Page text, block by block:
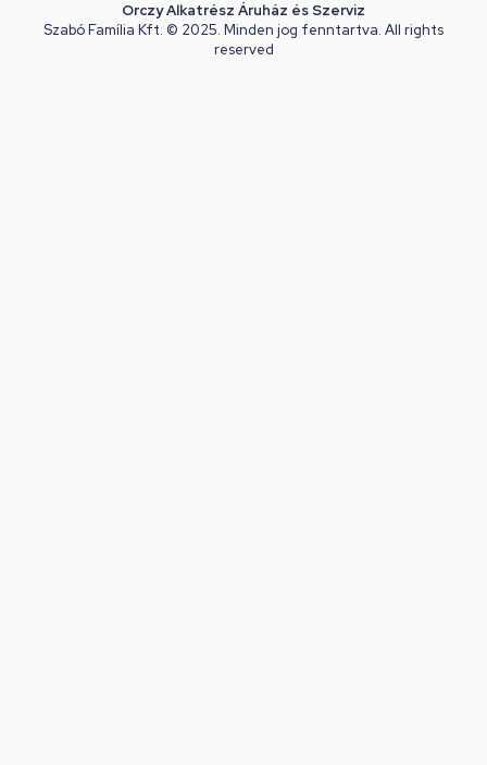
Orczy Alkatrész Áruház és Szerviz
Szabó Família Kft. © 2025. Minden jog fenntartva. All rights
reserved